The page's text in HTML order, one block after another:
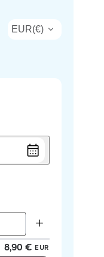
EUR(€)
8,90 € EUR